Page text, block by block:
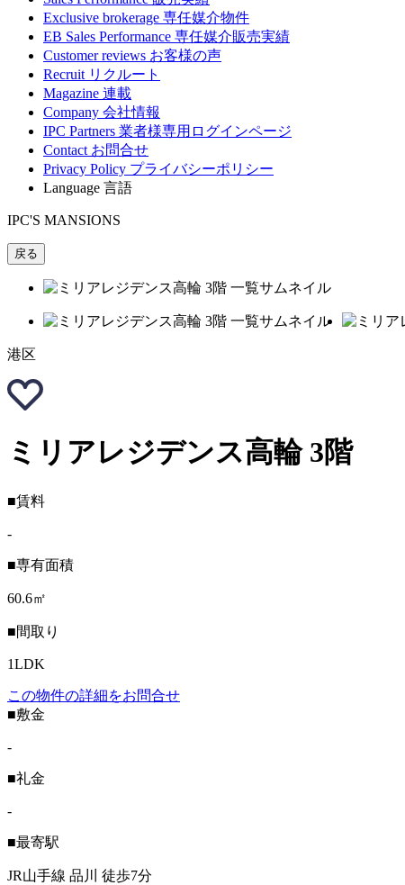
Exclusive brokerage 専任媒介物件
EB Sales Performance 専任媒介販売実績
Customer reviews お客様の声
Recruit リクルート
Magazine 連載
Company 会社情報
IPC Partners 業者様専用ログインページ
Contact お問合せ
Privacy Policy プライバシーポリシー
Language 言語
IPC'S MANSIONS
戻る
港区
ミリアレジデンス高輪 3階
■賃料
-
■専有面積
60.6㎡
■間取り
1LDK
この物件の詳細をお問合せ
■敷金
-
■礼金
-
■最寄駅
JR山手線 品川 徒歩7分